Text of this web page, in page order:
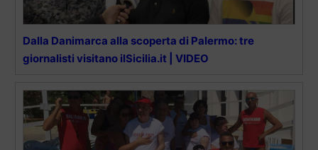
Dalla Danimarca alla scoperta di Palermo: tre
giornalisti visitano ilSicilia.it | VIDEO